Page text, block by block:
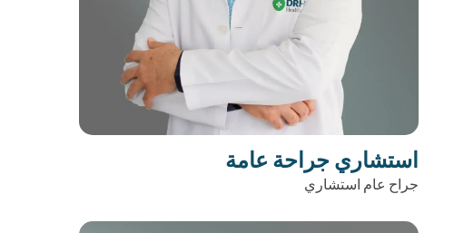
استشاري جراحة عامة
جراح عام استشاري